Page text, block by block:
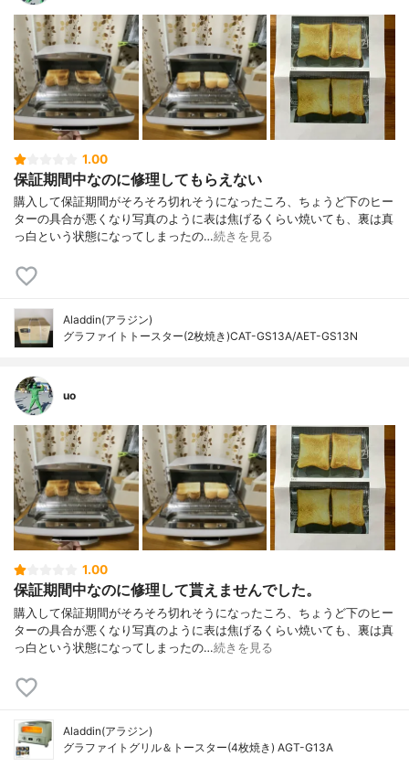
1.00
保証期間中なのに修理してもらえない
購入して保証期間がそろそろ切れそうになったころ、ちょうど下のヒー
ターの具合が悪くなり写真のように表は焦げるくらい焼いても、裏は真
っ白という状態になってしまったの…続きを見る
Aladdin(アラジン)
グラファイトトースター(2枚焼き)CAT-GS13A/AET-GS13N
uo
1.00
保証期間中なのに修理して貰えませんでした。
購入して保証期間がそろそろ切れそうになったころ、ちょうど下のヒー
ターの具合が悪くなり写真のように表は焦げるくらい焼いても、裏は真
っ白という状態になってしまったの…続きを見る
Aladdin(アラジン)
グラファイトグリル＆トースター(4枚焼き) AGT-G13A